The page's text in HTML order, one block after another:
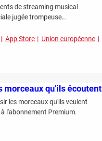
de streaming musical
jugée trompeuse…
App Store Union européenne
morceaux qu'ils écoutent
les morceaux qu'ils veulent
l'abonnement Premium.